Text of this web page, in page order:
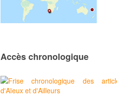
Accès chronologique